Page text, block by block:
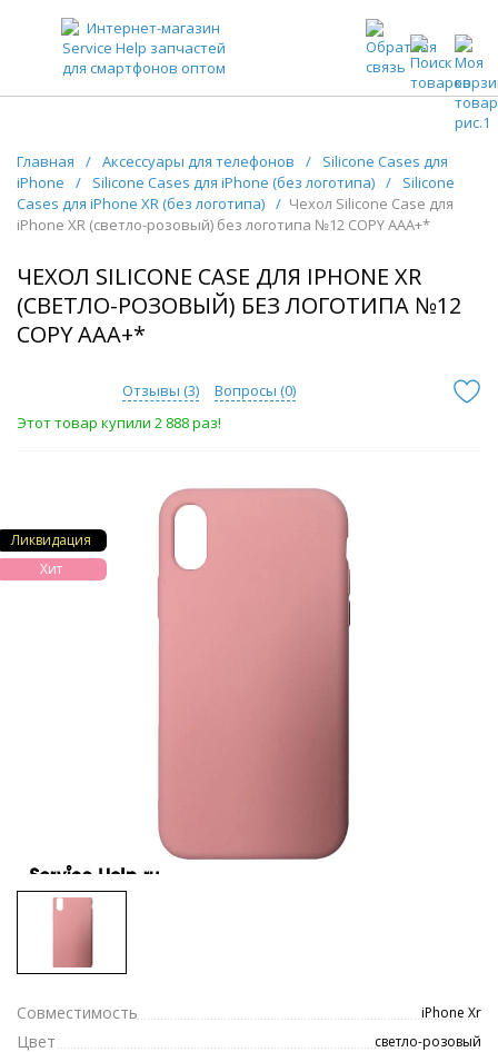
ЗАПЧАСТИ ДЛЯ ТЕЛЕФОНОВ ОПТОМ
Главная / Аксессуары для телефонов /
Silicone Cases для
iPhone
/ Silicone Cases для iPhone (без логотипа) /
Silicone
Cases для iPhone XR (без логотипа) / Чехол Silicone Case для
iPhone XR (светло-розовый) без логотипа №12 COPY AAA+*
ЧЕХОЛ SILICONE CASE ДЛЯ IPHONE XR
(СВЕТЛО-РОЗОВЫЙ) БЕЗ ЛОГОТИПА №12
COPY AAA+*
Отзывы (3) Вопросы (0)
Этот товар купили 2 888 раз!
Ликвидация
Хит
Совместимость iPhone Xr
Цвет светло-розовый